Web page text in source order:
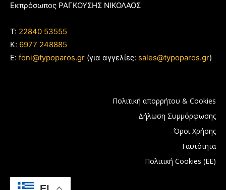
Εκπρόσωπος ΡΑΓΚΟΥΣΗΣ ΝΙΚΟΛΑΟΣ
T: 22840 53555
Κ: 6977 248885
E: foni@typoparos.gr (για αγγελίες: sales@typoparos.gr)
Πολιτική απορρήτου & Cookies
Δήλωση Συμμόρφωσης
Όροι Χρήσης
Ταυτότητα
Πολιτική Cookies (ΕΕ)